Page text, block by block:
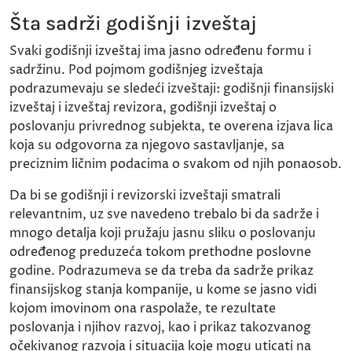
Šta sadrži godišnji izveštaj
Svaki godišnji izveštaj ima jasno određenu formu i
sadržinu. Pod pojmom godišnjeg izveštaja
podrazumevaju se sledeći izveštaji: godišnji finansijski
izveštaj i izveštaj revizora, godišnji izveštaj o
poslovanju privrednog subjekta, te overena izjava lica
koja su odgovorna za njegovo sastavljanje, sa
preciznim ličnim podacima o svakom od njih ponaosob.
Da bi se godišnji i revizorski izveštaji smatrali
relevantnim, uz sve navedeno trebalo bi da sadrže i
mnogo detalja koji pružaju jasnu sliku o poslovanju
određenog preduzeća tokom prethodne poslovne
godine. Podrazumeva se da treba da sadrže prikaz
finansijskog stanja kompanije, u kome se jasno vidi
kojom imovinom ona raspolaže, te rezultate
poslovanja i njihov razvoj, kao i prikaz takozvanog
očekivanog razvoja i situacija koje mogu uticati na